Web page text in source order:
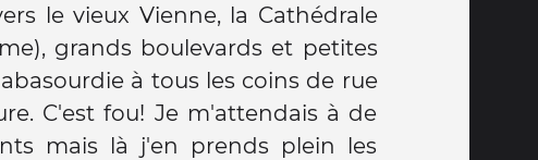
le vieux Vienne, la Cathédrale
grands boulevards et petites
abasourdie à tous les coins de rue
C'est fou! Je m'attendais à de
mais là j'en prends plein les